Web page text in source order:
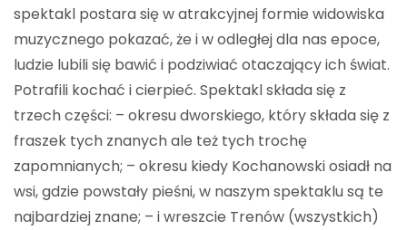
spektakl postara się w atrakcyjnej formie widowiska
muzycznego pokazać, że i w odległej dla nas epoce,
ludzie lubili się bawić i podziwiać otaczający ich świat.
Potrafili kochać i cierpieć. Spektakl składa się z
trzech części: – okresu dworskiego, który składa się z
fraszek tych znanych ale też tych trochę
zapomnianych; – okresu kiedy Kochanowski osiadł na
wsi, gdzie powstały pieśni, w naszym spektaklu są te
najbardziej znane; – i wreszcie Trenów (wszystkich)